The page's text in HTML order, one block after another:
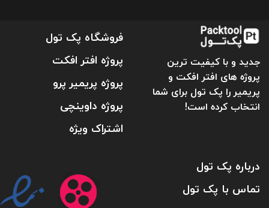
جدید و با کیفیت ترین
پروژه های افتر افکت و
پریمیر را پک تول برای شما
انتخاب کرده است!
فروشگاه پک تول
پروژه افتر افکت
پروژه پریمیر پرو
پروژه داوینچی
اشتراک ویژه
درباره پک تول
تماس با پک تول